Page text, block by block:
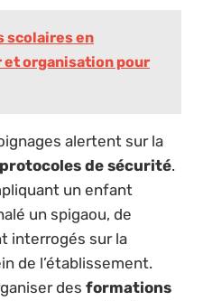
scolaires en
et organisation pour
alertent sur la
de sécurité.
un enfant
un spigaou, de
interrogés sur la
de l’établissement.
des formations